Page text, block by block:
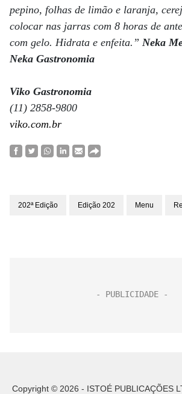
pepino, folhas de limão e laranja,
colocar nas jarras com 8 horas de
com gelo. Hidrata e enfeita.” Neka
Neka Gastronomia
Viko Gastronomia
(11) 2858-9800
viko.com.br
202ª Edição Edição 202 Menu
Copyright © 2026 - ISTOÉ PUBLICAÇÕES